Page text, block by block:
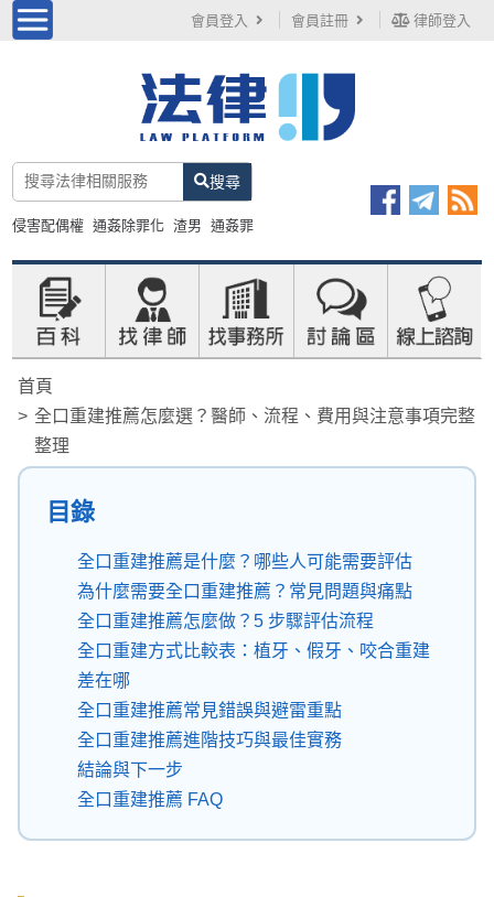
會員登入 會員註冊 律師登入
搜尋
侵害配偶權 通姦除罪化 渣男 通姦罪
首頁
全口重建推薦怎麼選？醫師、流程、費用與注意事項完整
整理
目錄
全口重建推薦是什麼？哪些人可能需要評估
為什麼需要全口重建推薦？常見問題與痛點
全口重建推薦怎麼做？5 步驟評估流程
全口重建方式比較表：植牙、假牙、咬合重建
差在哪
全口重建推薦常見錯誤與避雷重點
全口重建推薦進階技巧與最佳實務
結論與下一步
全口重建推薦 FAQ